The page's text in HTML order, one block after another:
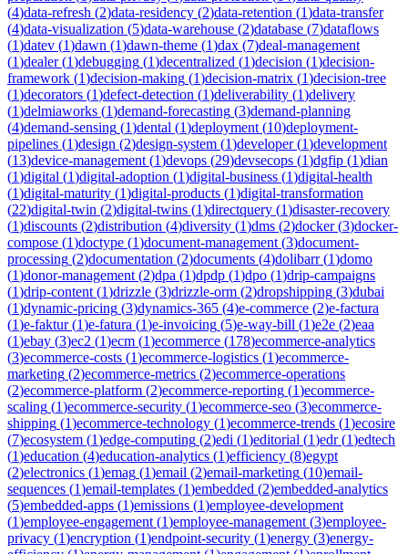
(4)data-refresh (2)data-residency (2)data-retention (1)data-transfer
(4)data-visualization (5)data-warehouse (2)database (7)dataflows
(1)datev (1)dawn (1)dawn-theme (1)dax (7)deal-management
(1)dealer(1)debugging (1)decentralized (1)decision (1)decision-
framework (1)decision-making (1)decision-matrix (1)decision-tree
(1)decorators (1)defect-detection (1)deliverability (1)delivery
(1)delmiaworks (1)demand-forecasting (3)demand-planning
(4)demand-sensing (1)dental (1)deployment (10)deployment-
pipelines (1)design (2)design-system (1)developer(1)development
(13)device-management (1)devops (29)devsecops (1)dgfip (1)dian
(1)digital (1)digital-adoption (1)digital-business (1)digital-health
(1)digital-maturity (1)digital-products (1)digital-transformation
(22)digital-twin (2)digital-twins (1)directquery (1)disaster-recovery
(1)discounts (2)distribution (4)diversity (1)dms (2)docker(3)docker-
compose (1)doctype (1)document-management (3)document-
processing (2)documentation (2)documents (4)dolibarr(1)domo
(1)donor-management (2)dpa (1)dpdp (1)dpo (1)drip-campaigns
(1)drip-content (1)drizzle (3)drizzle-orm (2)dropshipping (3)dubai
(1)dynamic-pricing (3)dynamics-365 (4)e-commerce (2)e-factura
(1)e-faktur(1)e-fatura (1)e-invoicing (5)e-way-bill (1)e2e (2)eaa
(1)ebay (3)ec2 (1)ecm (1)ecommerce (178)ecommerce-analytics
(3)ecommerce-costs (1)ecommerce-logistics (1)ecommerce-
marketing (2)ecommerce-metrics (2)ecommerce-operations
(2)ecommerce-platform (2)ecommerce-reporting (1)ecommerce-
scaling (1)ecommerce-security (1)ecommerce-seo (3)ecommerce-
shipping (1)ecommerce-technology (1)ecommerce-trends (1)ecosire
(7)ecosystem (1)edge-computing (2)edi (1)editorial (1)edr(1)edtech
(1)education (4)education-analytics (1)efficiency (8)egypt
(2)electronics (1)emag (1)email (2)email-marketing (10)email-
sequences (1)email-templates (1)embedded (2)embedded-analytics
(5)embedded-apps (1)emissions (1)employee-development
(1)employee-engagement (1)employee-management (3)employee-
privacy (1)encryption (1)endpoint-security (1)energy (3)energy-